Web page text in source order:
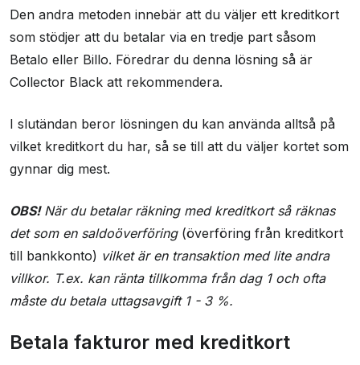
Den andra metoden innebär att du väljer ett kreditkort
som stödjer att du betalar via en tredje part såsom
Betalo eller Billo. Föredrar du denna lösning så är
Collector Black att rekommendera.
I slutändan beror lösningen du kan använda alltså på
vilket kreditkort du har, så se till att du väljer kortet som
gynnar dig mest.
OBS!När du betalar räkning med kreditkort så räknas
det som en saldoöverföring(överföring från kreditkort
till bankkonto) vilket är en transaktion med lite andra
villkor. T.ex. kan ränta tillkomma från dag 1 och ofta
måste du betala uttagsavgift 1 - 3 %.
Betala fakturor med kreditkort